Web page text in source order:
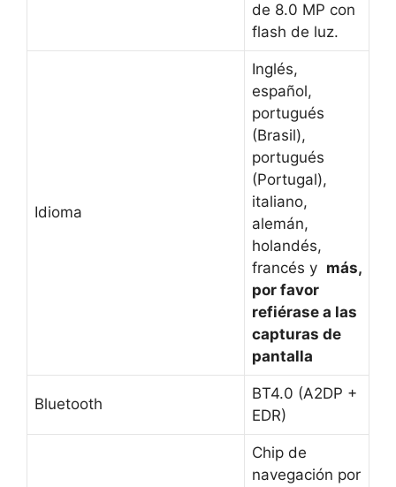
de 8.0 MP con
flash de luz.
Idioma
Inglés,
español,
portugués
(Brasil),
portugués
(Portugal),
italiano,
alemán,
holandés,
francés y más,
por favor
refiérase a las
capturas de
pantalla
Bluetooth
BT4.0 (A2DP +
EDR)
Chip de
navegación por